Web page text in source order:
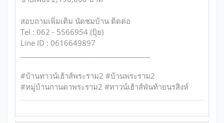
สอบถามเพิ่มเติม นัดชมบ้าน ติดต่อ
Tel : 062 - 5566954 (ปุ้ย)
Line ID : 0616649897
#บ้านทาวน์เฮ้าส์พระราม2 #บ้านพระราม2
#หมู่บ้านกานดาพระราม2 #ทาวน์เฮ้าส์พันท้ายนรสิงห์